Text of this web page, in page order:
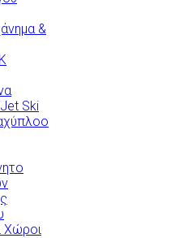
&
Ski
Χώροι